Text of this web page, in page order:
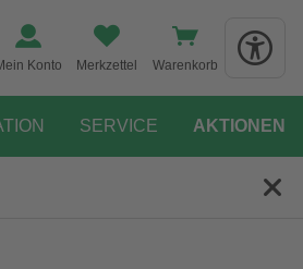
Konto Merkzettel Warenkorb
SERVICE AKTIONEN